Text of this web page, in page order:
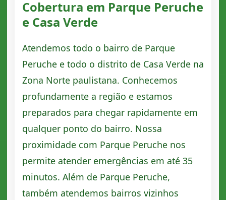
Cobertura em Parque Peruche
e Casa Verde
Atendemos todo o bairro de Parque
Peruche e todo o distrito de Casa Verde na
Zona Norte paulistana. Conhecemos
profundamente a região e estamos
preparados para chegar rapidamente em
qualquer ponto do bairro. Nossa
proximidade com Parque Peruche nos
permite atender emergências em até 35
minutos. Além de Parque Peruche,
também atendemos bairros vizinhos